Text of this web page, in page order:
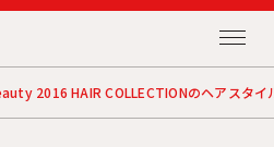
2016 HAIR COLLECTIONのヘアスタイ